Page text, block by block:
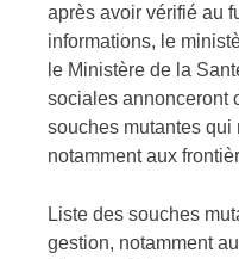
après avoir vérifié au
informations, le
le Ministère de la
sociales annonceront
souches mutantes qui
notamment aux
Liste des souches
gestion, notamment